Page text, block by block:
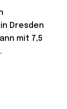
Dresden
mit 7,5